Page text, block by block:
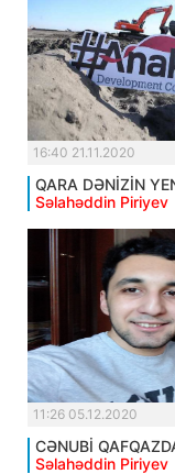
16:40 21.11.2020
QARA DƏNİZİN
Səlahəddin Piriyev
11:26 05.12.2020
CƏNUBİ
Səlahəddin Piriyev